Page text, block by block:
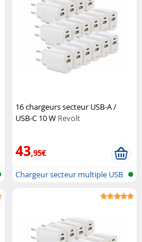
16 chargeurs secteur USB-A /
USB-C 10 W Revolt
43,95€
Chargeur secteur multiple USB